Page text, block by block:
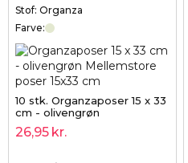
Stof: Organza
Farve:
10 stk. Organzaposer 15 x 33
cm - olivengrøn
26,95 kr.